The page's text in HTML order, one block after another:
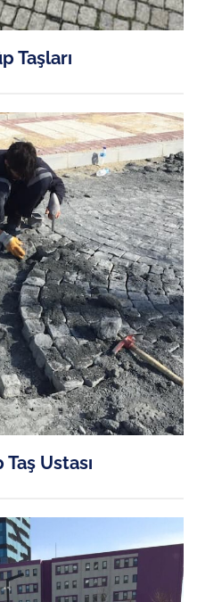
Taşları
Ustası